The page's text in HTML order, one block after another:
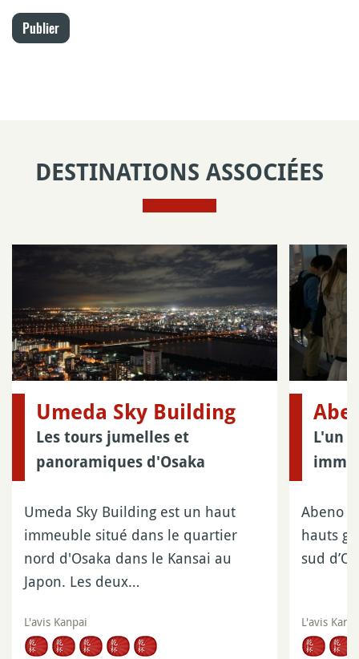
Publier
DESTINATIONS ASSOCIÉES
Umeda Sky Building
Les tours jumelles et
panoramiques d'Osaka
Umeda Sky Building est un haut
immeuble situé dans le quartier
nord d'Osaka dans le Kansai au
Japon. Les deux…
L'avis Kanpai
L'un
Abeno
hauts
sud
L'avis